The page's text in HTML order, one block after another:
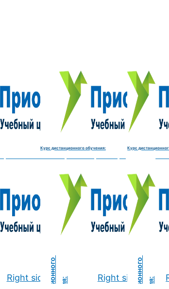
Right side
9800
Курс дистанционного обучения:
Right side
Курс